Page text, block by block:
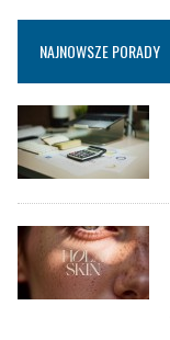
NAJNOWSZE PORADY